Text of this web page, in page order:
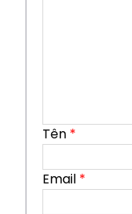
Tên *
Email *